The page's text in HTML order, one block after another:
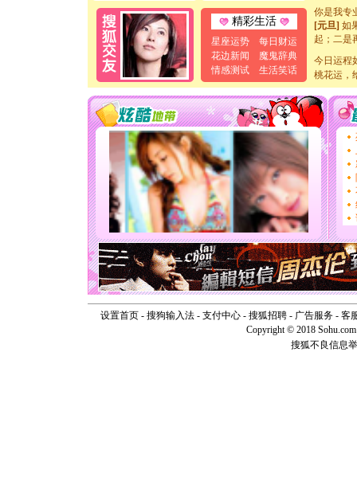
精彩生活
星座运势
每日财运
花边新闻
魔鬼辞典
情感测试
生活笑话
你是我专
[元旦] 如
起；二是
[元旦]当
泣，这痛
卖了。水
[春节]风
颜！冬
道一声平
[春节]
传
片叶子
送你一
[圣诞节]
你太多
要平安
[圣诞节]
能正大光
天都要快
[圣诞节]
如意,快
[元旦]看
断电。爱
你是我专
[元旦]如
起；二是
今日运程
桃花运，
设置首页- 搜狗输入法- 支付中心- 搜狐招聘- 广告服务- 客
Copyright © 2018
搜狐不良信息